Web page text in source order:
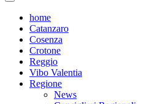
home
Catanzaro
Cosenza
Crotone
Reggio
Vibo Valentia
Regione
News